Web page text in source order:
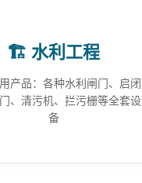
🏗️ 水利工程
产品：各种水利闸门、启闭
、清污机、拦污栅等全套设
备